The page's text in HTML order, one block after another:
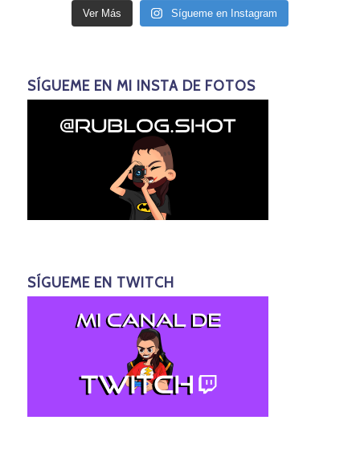
Ver Más Sígueme en Instagram
SÍGUEME EN MI INSTA DE FOTOS
SÍGUEME EN TWITCH